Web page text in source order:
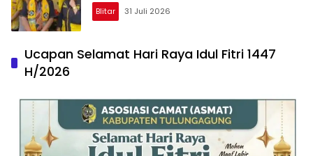
Blitar 31 Juli 2026
Ucapan Selamat Hari Raya Idul Fitri 1447
H/2026